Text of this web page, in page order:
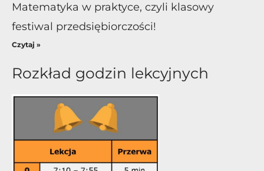
Matematyka w praktyce, czyli klasowy
festiwal przedsiębiorczości!
Czytaj »
Rozkład godzin lekcyjnych